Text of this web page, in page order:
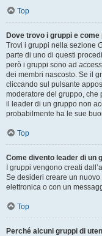
Top
Dove trovo i gruppi e
Trovi i gruppi nella sezione
parte di uno di questi
però i gruppi sono ad
dei membri nascosto. Se il
cliccando sul pulsante
moderatore del gruppo, che
il leader di un gruppo non
probabilmente ha le sue
Top
Come divento leader di un
I gruppi vengono creati
Se desideri creare un
elettronica o con un
Top
Perché alcuni gruppi di